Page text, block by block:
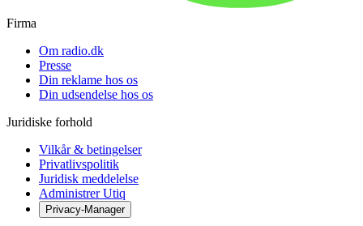
Firma
Om radio.dk
Presse
Din reklame hos os
Din udsendelse hos os
Juridiske forhold
Vilkår & betingelser
Privatlivspolitik
Juridisk meddelelse
Administrer Utiq
Privacy-Manager